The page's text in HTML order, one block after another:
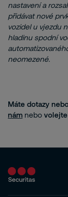
nastavení a
přidávat nové
vozidel u vjezdu
hladinu spodní
neomezené.
Máte dotazy
nám nebo volejte